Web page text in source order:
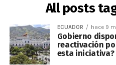
All posts
ECUADOR hace 9
Gobierno
reactivación
esta iniciativa?